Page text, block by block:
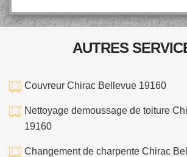
AUTRES
Couvreur Chirac Bellevue 19160
Nettoyage demoussage de toiture
19160
Changement de charpente Chirac